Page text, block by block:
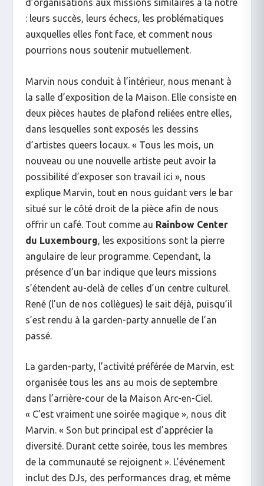
d’organisations aux missions similaires à la nôtre
: leurs succès, leurs échecs, les problématiques
auxquelles elles font face, et comment nous
pourrions nous soutenir mutuellement.
Marvin nous conduit à l’intérieur, nous menant à
la salle d’exposition de la Maison. Elle consiste en
deux pièces hautes de plafond reliées entre elles,
dans lesquelles sont exposés les dessins
d’artistes queers locaux. « Tous les mois, un
nouveau ou une nouvelle artiste peut avoir la
possibilité d’exposer son travail ici », nous
explique Marvin, tout en nous guidant vers le bar
situé sur le côté droit de la pièce afin de nous
offrir un café. Tout comme au Rainbow Center
du Luxembourg, les expositions sont la pierre
angulaire de leur programme. Cependant, la
présence d’un bar indique que leurs missions
s’étendent au-delà de celles d’un centre culturel.
René (l’un de nos collègues) le sait déjà, puisqu’il
s’est rendu à la garden-party annuelle de l’an
passé.
La garden-party, l’activité préférée de Marvin, est
organisée tous les ans au mois de septembre
dans l’arrière-cour de la Maison Arc-en-Ciel.
« C’est vraiment une soirée magique », nous dit
Marvin. « Son but principal est d’apprécier la
diversité. Durant cette soirée, tous les membres
de la communauté se rejoignent ». L’événement
inclut des DJs, des performances drag, et même